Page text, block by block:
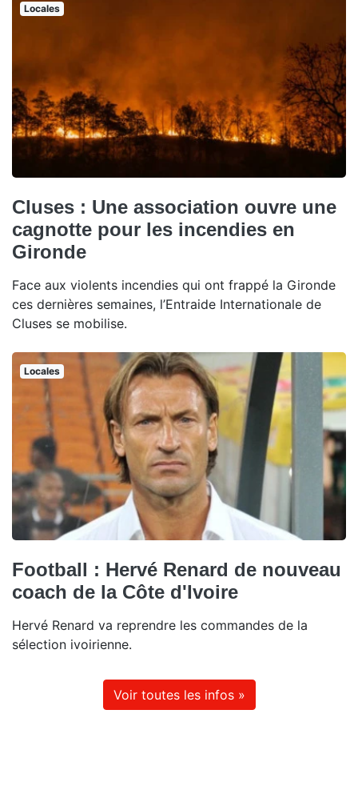
Locales
Cluses : Une association ouvre une
cagnotte pour les incendies en
Gironde
Face aux violents incendies qui ont frappé la Gironde
ces dernières semaines, l’Entraide Internationale de
Cluses se mobilise.
Locales
Football : Hervé Renard de nouveau
coach de la Côte d'Ivoire
Hervé Renard va reprendre les commandes de la
sélection ivoirienne.
Voir toutes les infos »